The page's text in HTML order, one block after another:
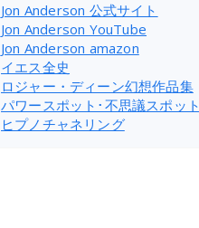
Jon Anderson 公式サイト
Jon Anderson YouTube
Jon Anderson amazon
イエス全史
ロジャー・ディーン幻想作品集
パワースポット･不思議スポット
ヒプノチャネリング